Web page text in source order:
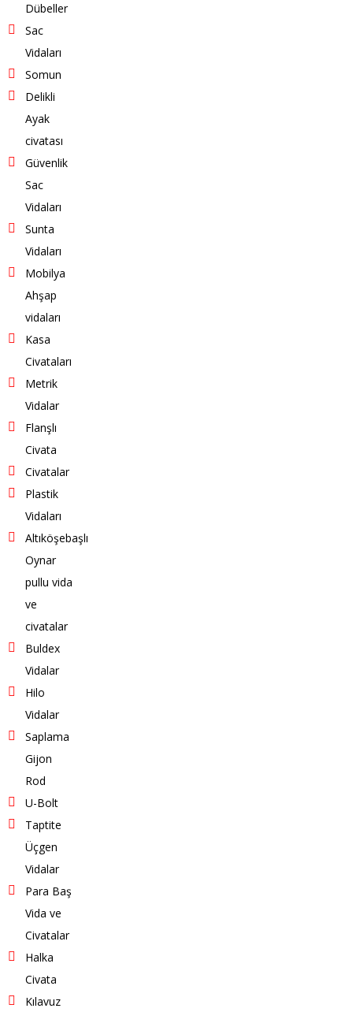
Dübeller
Sac
Vidaları
Somun
Delikli
Ayak
civatası
Güvenlik
Sac
Vidaları
Sunta
Vidaları
Mobilya
Ahşap
vidaları
Kasa
Civataları
Metrik
Vidalar
Flanşlı
Civata
Civatalar
Plastik
Vidaları
Altıköşebaşlı
Oynar
pullu vida
ve
civatalar
Buldex
Vidalar
Hilo
Vidalar
Saplama
Gijon
Rod
U-Bolt
Taptite
Üçgen
Vidalar
Para Baş
Vida ve
Civatalar
Halka
Civata
Kılavuz